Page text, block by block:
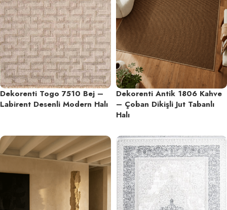
Dekorenti Togo 7510 Bej –
Labirent Desenli Modern Halı
Dekorenti Antik 1806 Kahve
– Çoban Dikişli Jut Tabanlı
Halı